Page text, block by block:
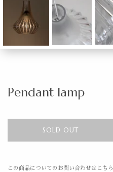
Pendant lamp
SOLD OUT
この商品についてのお問い合わせはこちら